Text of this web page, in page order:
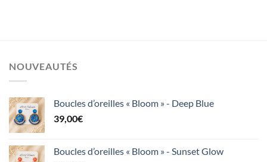
NOUVEAUTÉS
Boucles d’oreilles « Bloom » - Deep Blue
39,00€
Boucles d’oreilles « Bloom » - Sunset Glow